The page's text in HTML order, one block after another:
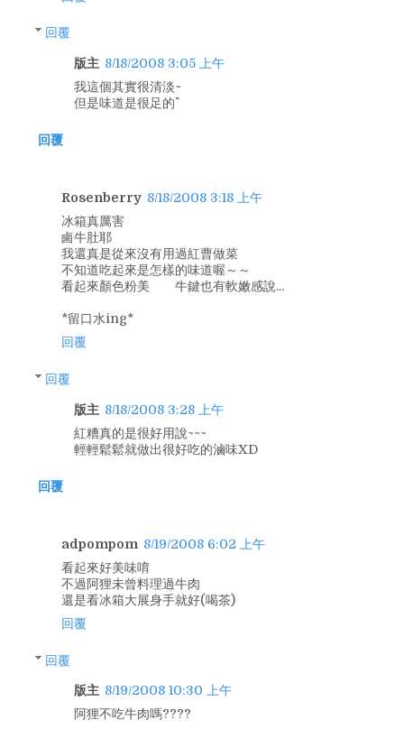
回覆
版主 8/18/2008 3:05 上午
我這個其實很清淡~
但是味道是很足的^^
回覆
Rosenberry 8/18/2008 3:18 上午
冰箱真厲害
鹵牛肚耶
我還真是從來沒有用過紅曹做菜
不知道吃起來是怎樣的味道喔～～
看起來顏色粉美 牛鍵也有軟嫩感說...
*留口水ing*
回覆
回覆
版主 8/18/2008 3:28 上午
紅糟真的是很好用說~~~
輕輕鬆鬆就做出很好吃的滷味XD
回覆
adpompom 8/19/2008 6:02 上午
看起來好美味唷
不過阿狸未曾料理過牛肉
還是看冰箱大展身手就好(喝茶)
回覆
回覆
版主 8/19/2008 10:30 上午
阿狸不吃牛肉嗎????